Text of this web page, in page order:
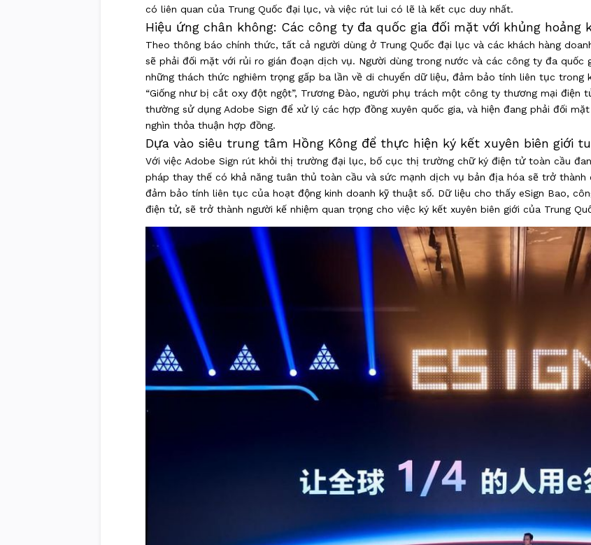
có liên quan của Trung Quốc đại lục, và việc rút lui có lẽ là kết cục duy nhất.
Hiệu ứng chân không: Các công ty đa quốc gia đối mặt với khủng hoảng
Theo thông báo chính thức, tất cả người dùng ở Trung Quốc đại lục và các khách hàng
sẽ phải đối mặt với rủi ro gián đoạn dịch vụ. Người dùng trong nước và các công ty đa quốc
những thách thức nghiêm trọng gấp ba lần về di chuyển dữ liệu, đảm bảo tính liên tục trong
“Giống như bị cắt oxy đột ngột”, Trương Đào, người phụ trách một công ty thương mại điện
thường sử dụng Adobe Sign để xử lý các hợp đồng xuyên quốc gia, và hiện đang phải đối
nghìn thỏa thuận hợp đồng.
Dựa vào siêu trung tâm Hồng Kông để thực hiện ký kết xuyên biên giới
Với việc Adobe Sign rút khỏi thị trường đại lục, bố cục thị trường chữ ký điện tử toàn cầu
pháp thay thế có khả năng tuân thủ toàn cầu và sức mạnh dịch vụ bản địa hóa sẽ trở thành
đảm bảo tính liên tục của hoạt động kinh doanh kỹ thuật số. Dữ liệu cho thấy eSign Bao,
điện tử, sẽ trở thành người kế nhiệm quan trọng cho việc ký kết xuyên biên giới của Trung